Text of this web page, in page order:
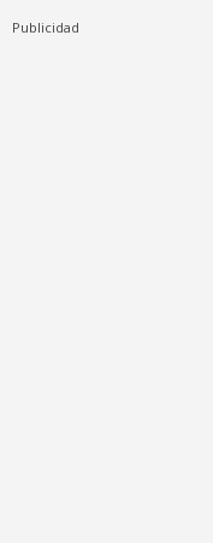
Publicidad